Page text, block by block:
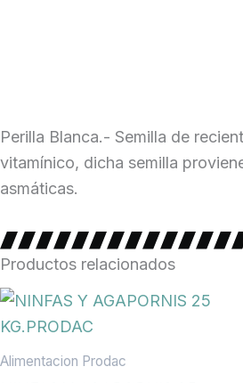
Perilla Blanca.- Semilla de
vitamínico, dicha semilla
asmáticas.
Productos relacionados
Alimentacion Prodac